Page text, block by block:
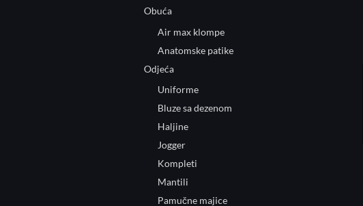
Obuća
Air max klompe
Anatomske patike
Odjeća
Uniforme
Bluze sa dezenom
Haljine
Jogger
Kompleti
Mantili
Pamučne majice